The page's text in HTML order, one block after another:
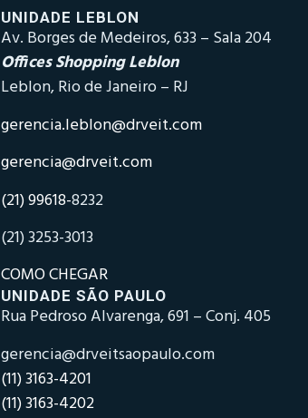
UNIDADE LEBLON
Av. Borges de Medeiros, 633 – Sala 204
Offices Shopping Leblon
Leblon, Rio de Janeiro – RJ
gerencia.leblon@drveit.com
gerencia@drveit.com
(21) 99618-8232
(21) 3253-3013
COMO CHEGAR
UNIDADE SÃO PAULO
Rua Pedroso Alvarenga, 691 – Conj. 405
gerencia@drveitsaopaulo.com
(11) 3163-4201
(11) 3163-4202